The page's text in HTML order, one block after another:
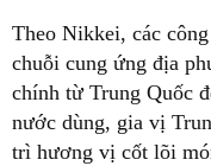
Theo Nikkei, các
chuỗi cung ứng địa
chính từ Trung Quốc
nước dùng, gia vị
trì hương vị cốt lõi